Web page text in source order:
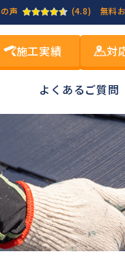
声 (4.8) 無料
施工実績 対
よくあるご質問